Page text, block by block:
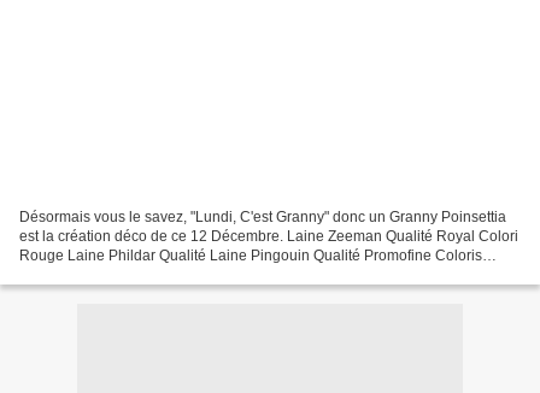
Désormais vous le savez, "Lundi, C'est Granny" donc un Granny Poinsettia
est la création déco de ce 12 Décembre. Laine Zeeman Qualité Royal Colori
Rouge Laine Phildar Qualité Laine Pingouin Qualité Promofine Coloris